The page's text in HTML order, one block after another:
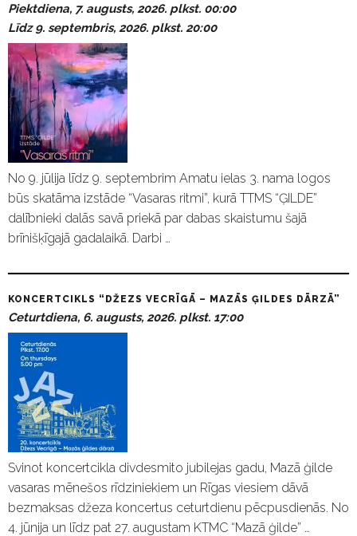
Piektdiena, 7. augusts, 2026. plkst. 00:00
Līdz 9. septembris, 2026. plkst. 20:00
No 9. jūlija līdz 9. septembrim Amatu ielas 3. nama logos
būs skatāma izstāde “Vasaras ritmi”, kurā TTMS “ĢILDE”
dalībnieki dalās savā priekā par dabas skaistumu šajā
brīnišķīgajā gadalaikā. Darbi …
KONCERTCIKLS “DŽEZS VECRĪGĀ – MAZĀS ĢILDES DĀRZĀ”
Ceturtdiena, 6. augusts, 2026. plkst. 17:00
Svinot koncertcikla divdesmito jubilejas gadu, Mazā ģilde
vasaras mēnešos rīdziniekiem un Rīgas viesiem dāvā
bezmaksas džeza koncertus ceturtdienu pēcpusdienās. No
4. jūnija un līdz pat 27. augustam KTMC “Mazā ģilde” …